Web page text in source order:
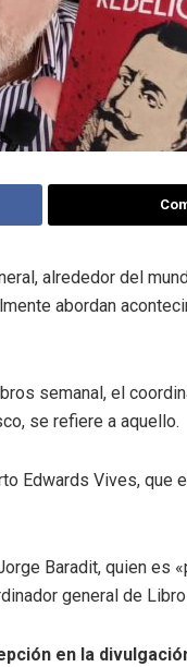
alrededor del
abordan
semanal, el
se refiere a aquello.
Edwards Vives, que
Baradit, quien es
general de
en la